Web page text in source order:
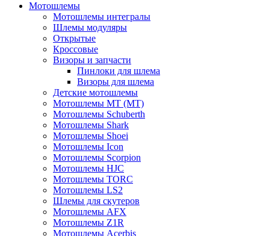
Мотошлемы
Мотошлемы интегралы
Шлемы модуляры
Открытые
Кросcовые
Визоры и запчасти
Пинлоки для шлема
Визоры для шлема
Детские мотошлемы
Мотошлемы MT (МТ)
Мотошлемы Schuberth
Мотошлемы Shark
Мотошлемы Shoei
Мотошлемы Icon
Мотошлемы Scorpion
Мотошлемы HJC
Мотошлемы TORC
Мотошлемы LS2
Шлемы для скутеров
Мотошлемы AFX
Мотошлемы Z1R
Мотошлемы Acerbis